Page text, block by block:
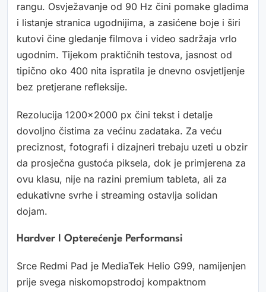
rangu. Osvježavanje od 90 Hz čini pomake gladima
i listanje stranica ugodnijima, a zasićene boje i širi
kutovi čine gledanje filmova i video sadržaja vrlo
ugodnim. Tijekom praktičnih testova, jasnost od
tipično oko 400 nita ispratila je dnevno osvjetljenje
bez pretjerane refleksije.
Rezolucija 1200×2000 px čini tekst i detalje
dovoljno čistima za većinu zadataka. Za veću
preciznost, fotografi i dizajneri trebaju uzeti u obzir
da prosječna gustoća piksela, dok je primjerena za
ovu klasu, nije na razini premium tableta, ali za
edukativne svrhe i streaming ostavlja solidan
dojam.
Hardver I Opterećenje Performansi
Srce Redmi Pad je MediaTek Helio G99, namijenjen
prije svega niskomopstrodoj kompaktnom